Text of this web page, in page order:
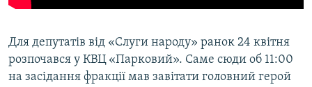
Для депутатів від «Слуги народу» ранок 24 квітня
розпочався у КВЦ «Парковий». Саме сюди об 11:00
на засідання фракції мав завітати головний герой